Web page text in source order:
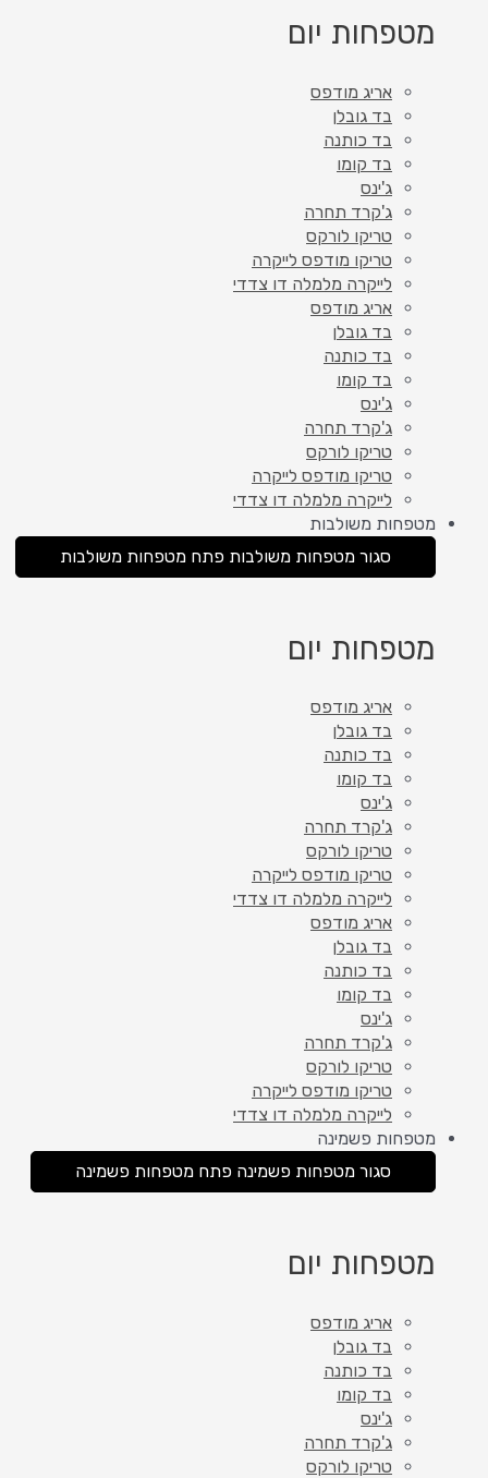
מטפחות יום
אריג מודפס
בד גובלן
בד כותנה
בד קומו
ג'ינס
ג'קרד תחרה
טריקו לורקס
טריקו מודפס לייקרה
לייקרה מלמלה דו צדדי
אריג מודפס
בד גובלן
בד כותנה
בד קומו
ג'ינס
ג'קרד תחרה
טריקו לורקס
טריקו מודפס לייקרה
לייקרה מלמלה דו צדדי
מטפחות משולבות
סגור מטפחות משולבות פתח מטפחות משולבות
מטפחות יום
אריג מודפס
בד גובלן
בד כותנה
בד קומו
ג'ינס
ג'קרד תחרה
טריקו לורקס
טריקו מודפס לייקרה
לייקרה מלמלה דו צדדי
אריג מודפס
בד גובלן
בד כותנה
בד קומו
ג'ינס
ג'קרד תחרה
טריקו לורקס
טריקו מודפס לייקרה
לייקרה מלמלה דו צדדי
מטפחות פשמינה
סגור מטפחות פשמינה פתח מטפחות פשמינה
מטפחות יום
אריג מודפס
בד גובלן
בד כותנה
בד קומו
ג'ינס
ג'קרד תחרה
טריקו לורקס